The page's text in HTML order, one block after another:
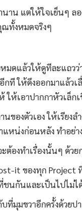
าน แต่ให้ใจเย็นๆ ล
ทั้งหมดจริงๆ
มดแล้วให้ดูทีละแถว
กที ให้ดึงออกมาแล้ว
ให้เอาปากกาหัวเล็ก
นของตัวเอง ให้เรียง
แหน่งก่อนหลัง ทำอย่
ต้องทำเรื่องนั้นๆ ด้ว
it ของทุก Project
ชนกันและเป็นไปไม่
ที่มุมขวาอีกครั้งด้วย